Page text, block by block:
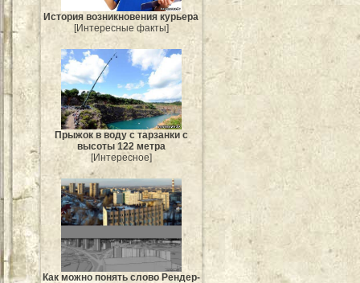
История возникновения курьера
[Интересные факты]
Прыжок в воду с тарзанки с
высоты 122 метра
[Интересное]
Как можно понять слово Рендер-